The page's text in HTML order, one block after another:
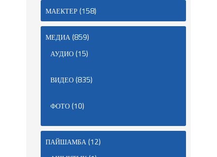
МАЕКТЕР(158)
МЕДИА(859)
АУДИО(15)
ВИДЕО(835)
ФОТО(10)
ПАЙШАМБА(12)